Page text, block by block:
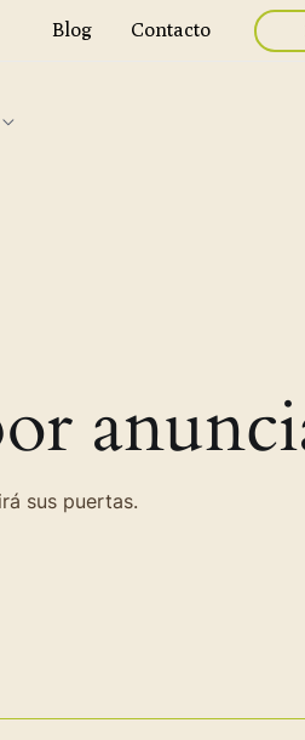
Blog Contacto
sus puertas.